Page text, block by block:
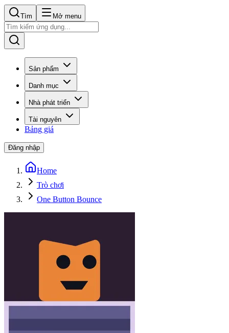
Tìm Mở menu
Sản phẩm
Danh mục
Nhà phát triển
Tài nguyên
Bảng giá
Đăng nhập
Home
Trò chơi
One Button Bounce